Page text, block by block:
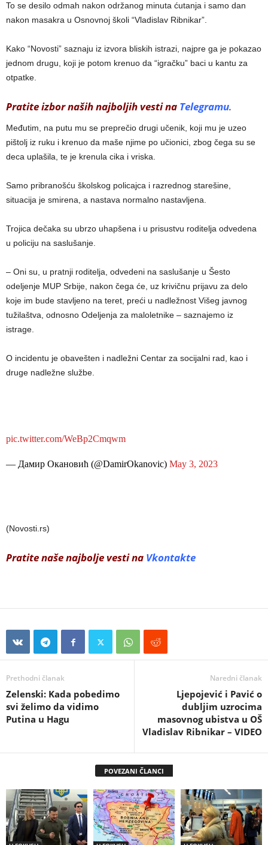
To se desilo odmah nakon održanog minuta ćutanja i samo dan
nakon masakra u Osnovnoj školi “Vladislav Ribnikar”.
Kako “Novosti” saznaju iz izvora bliskih istrazi, najpre ga je pokazao
jednom drugu, koji je potom krenuo da “igračku” baci u kantu za
otpatke.
Pratite izbor naših najboljih vesti na Telegramu.
Međutim, na putu mu se preprečio drugi učenik, koji mu je uzeo
pištolj iz ruku i krenuo da maše njime po učionici, zbog čega su se
deca uplašila, te je krenula cika i vriska.
Samo pribranošću školskog policajca i razrednog starešine,
situacija je smirena, a nastava normalno nastavljena.
Trojica dečaka su ubrzo uhapšena i u prisustvu roditelja odvedena
u policiju na saslušanje.
– Oni su, u pratnji roditelja, odvedeni na saslušanje u Šesto
odeljenje MUP Srbije, nakon čega će, uz krivičnu prijavu za delo
koje im bude stavljeno na teret, preći u nadležnost Višeg javnog
tužilaštva, odnosno Odeljenja za maloletnike – saznajemo iz
istrage.
O incidentu je obavešten i nadležni Centar za socijalni rad, kao i
druge nadležne službe.
pic.twitter.com/WeBp2Cmqwm
— Дамир Окановић (@DamirOkanovic) May 3, 2023
(Novosti.rs)
Pratite naše najbolje vesti na Vkontakte
Prethodni članak
Zelenski: Kada pobedimo
svi želimo da vidimo
Putina u Hagu
Naredni članak
Ljepojević i Pavić o
dubljim uzrocima
masovnog ubistva u OŠ
Vladislav Ribnikar – VIDEO
POVEZANI ČLANCI